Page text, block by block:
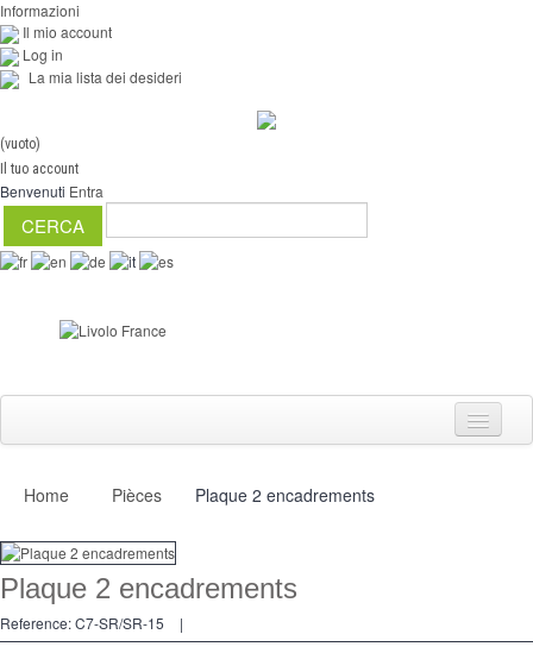
Informazioni
Il mio account
Log in
La mia lista dei desideri
(vuoto)
Il tuo account
Benvenuti Entra
Interruttori
Dimmer
2 modi
Home Pièces Plaque 2 encadrements
Plaque 2 encadrements
Reference:C7-SR/SR-15 |